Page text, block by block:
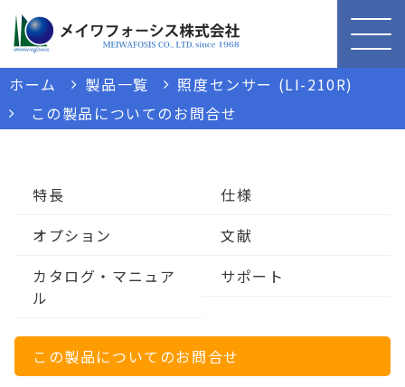
ホーム 製品一覧
照度センサー (LI-210R)
この製品についてのお問合せ
特長
仕様
オプション
文献
カタログ・マニュア
ル
サポート
この製品についてのお問合せ